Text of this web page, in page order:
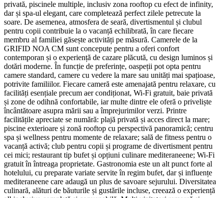
privată, piscinele multiple, inclusiv zona rooftop cu efect de infinity,
dar și spa-ul elegant, care completează perfect zilele petrecute la
soare. De asemenea, atmosfera de seară, divertismentul și clubul
pentru copii contribuie la o vacanță echilibrată, în care fiecare
membru al familiei găsește activități pe măsură. Camerele de la
GRIFID NOA CM sunt concepute pentru a oferi confort
contemporan și o experiență de cazare plăcută, cu design luminos și
dotări moderne. În funcție de preferințe, oaspeții pot opta pentru
camere standard, camere cu vedere la mare sau unități mai spațioase,
potrivite familiilor. Fiecare cameră este amenajată pentru relaxare, cu
facilități esențiale precum aer condiționat, Wi‑Fi gratuit, baie privată
și zone de odihnă confortabile, iar multe dintre ele oferă o priveliște
încântătoare asupra mării sau a împrejurimilor verzi. Printre
facilitățile apreciate se numără: plajă privată și acces direct la mare;
piscine exterioare și zonă rooftop cu perspectivă panoramică; centru
spa și wellness pentru momente de relaxare; sală de fitness pentru o
vacanță activă; club pentru copii și programe de divertisment pentru
cei mici; restaurant tip bufet și opțiuni culinare mediteraneene; Wi‑Fi
gratuit în întreaga proprietate. Gastronomia este un alt punct forte al
hotelului, cu preparate variate servite în regim bufet, dar și influențe
mediteraneene care adaugă un plus de savoare sejurului. Diversitatea
culinară, alături de băuturile și gustările incluse, creează o experiență